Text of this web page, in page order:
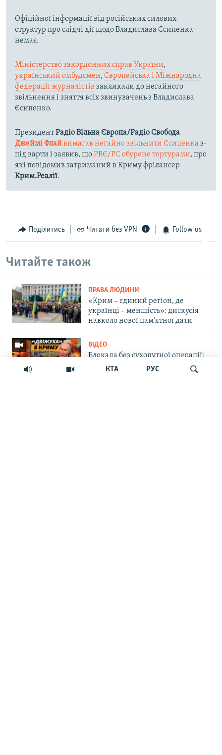
КТА РУС
Офіційної інформації від російських силових
структур про слідчі дії щодо Владислава Єсипенка
немає.
Міністерство закордонних справ України,
український омбудсмен, Європейська і Міжнародна
федерації журналістів закликали до негайного
звільнення і зняття всіх звинувачень з Владислава
Єсипенко.
ПрезидентРадіо Вільна Європа/Радіо Свобода
Джеймі Флайвимагав негайно звільнити Єсипенка з-
під варти і заявив, щоРВЄ/РС обурене тортурами, про
які повідомив затриманий в Криму фрілансер
Крим.Реалії.
Поділитись Читати без VPN Follow us
Читайте також
ПРАВА ЛЮДИНИ
«Крим – єдиний регіон, де
українці – меншість»: дискусія
навколо нової пам'ятної дати
ВІДЕО
Блокада без сухопутної операції:
Крим сам себе не заправить і не